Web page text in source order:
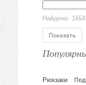
Найдено
Показать
Рюкзаки